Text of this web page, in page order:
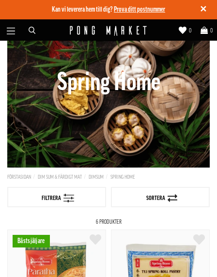
✕
Kan vi leverera hem till dig? Prova ditt postnummer
0
0
Spring Home
FÖRSTASIDAN DIM SUM & FÄRDIGT MAT DIMSUM SPRING HOME
FILTRERA SORTERA
6 PRODUKTER
Bästsjäljare